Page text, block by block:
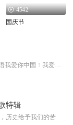
4542
国庆节
特辑